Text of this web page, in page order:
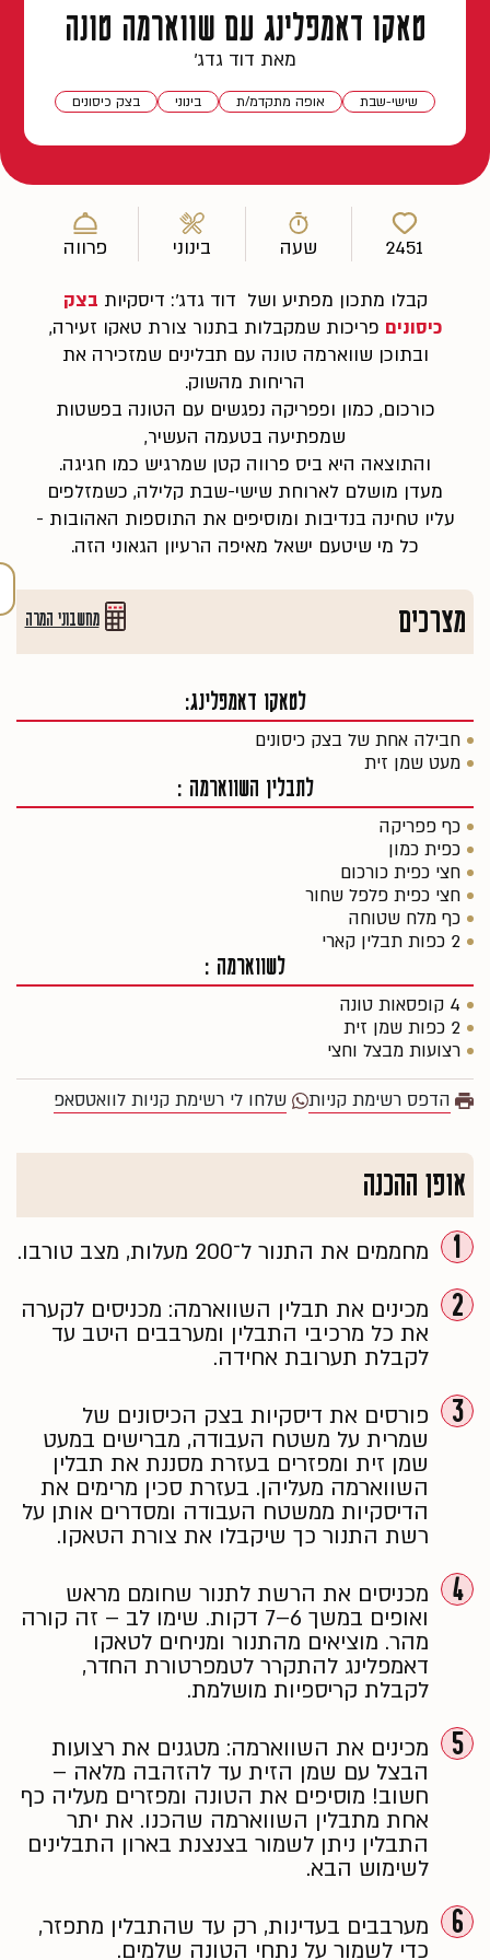
טאקו דאמפלינג עם שווארמה טונה
מאת דוד גדג'
שישי-שבת אופה מתקדמ/ת בינוני בצק כיסונים
2451 שעה בינוני פרווה
קבלו מתכון מפתיע ושל דוד גדג': דיסקיות בצק
כיסונים פריכות שמקבלות בתנור צורת טאקו זעירה,
ובתוכן שווארמה טונה עם תבלינים שמזכירה את
הריחות מהשוק.
כורכום, כמון ופפריקה נפגשים עם הטונה בפשטות
שמפתיעה בטעמה העשיר,
והתוצאה היא ביס פרווה קטן שמרגיש כמו חגיגה.
מעדן מושלם לארוחת שישי-שבת קלילה, כשמזלפים
עליו טחינה בנדיבות ומוסיפים את התוספות האהובות -
כל מי שיטעם ישאל מאיפה הרעיון הגאוני הזה.
מצרכים מחשבוני המרה
לטאקו דאמפלינג:
חבילה אחת של בצק כיסונים
מעט שמן זית
לתבלין השווארמה :
כף פפריקה
כפית כמון
חצי כפית כורכום
חצי כפית פלפל שחור
כף מלח שטוחה
2 כפות תבלין קארי
לשווארמה :
4 קופסאות טונה
2 כפות שמן זית
רצועות מבצל וחצי
הדפס רשימת קניות שלחו לי רשימת קניות לוואטסאפ
אופן ההכנה
1 מחממים את התנור ל־200 מעלות, מצב טורבו.
2
מכינים את תבלין השווארמה: מכניסים לקערה
את כל מרכיבי התבלין ומערבבים היטב עד
לקבלת תערובת אחידה.
3
פורסים את דיסקיות בצק הכיסונים של
שמרית על משטח העבודה, מברישים במעט
שמן זית ומפזרים בעזרת מסננת את תבלין
השווארמה מעליהן. בעזרת סכין מרימים את
הדיסקיות ממשטח העבודה ומסדרים אותן על
רשת התנור כך שיקבלו את צורת הטאקו.
4
מכניסים את הרשת לתנור שחומם מראש
ואופים במשך 6–7 דקות. שימו לב – זה קורה
מהר. מוציאים מהתנור ומניחים לטאקו
דאמפלינג להתקרר לטמפרטורת החדר,
לקבלת קריספיות מושלמת.
5
מכינים את השווארמה: מטגנים את רצועות
הבצל עם שמן הזית עד להזהבה מלאה –
חשוב! מוסיפים את הטונה ומפזרים מעליה כף
אחת מתבלין השווארמה שהכנו. את יתר
התבלין ניתן לשמור בצנצנת בארון התבלינים
לשימוש הבא.
6
מערבבים בעדינות, רק עד שהתבלין מתפזר,
כדי לשמור על נתחי הטונה שלמים.